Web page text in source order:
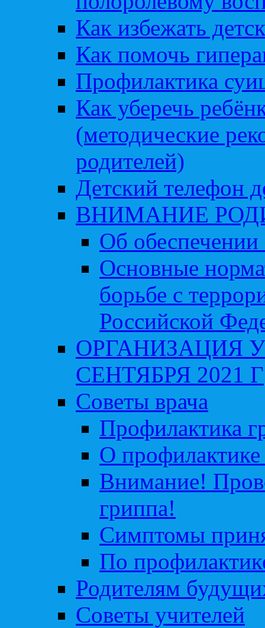
Как избежать
Как помочь
Профилактика
Как уберечь
(методические
родителей)
Детский телефон
ВНИМАНИЕ
Об обеспечении
Основные
борьбе с
Российской
ОРГАНИЗАЦИЯ
СЕНТЯБРЯ 2021 Г
Советы врача
Профилактика
О профилактике
Внимание!
гриппа!
Симптомы
По
Родителям
Советы учителей